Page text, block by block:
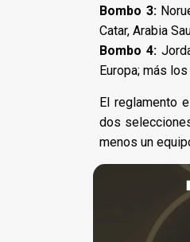
Bombo 3:
Catar, Arabia
Bombo 4:
Europa; más
El reglamento
dos
menos un